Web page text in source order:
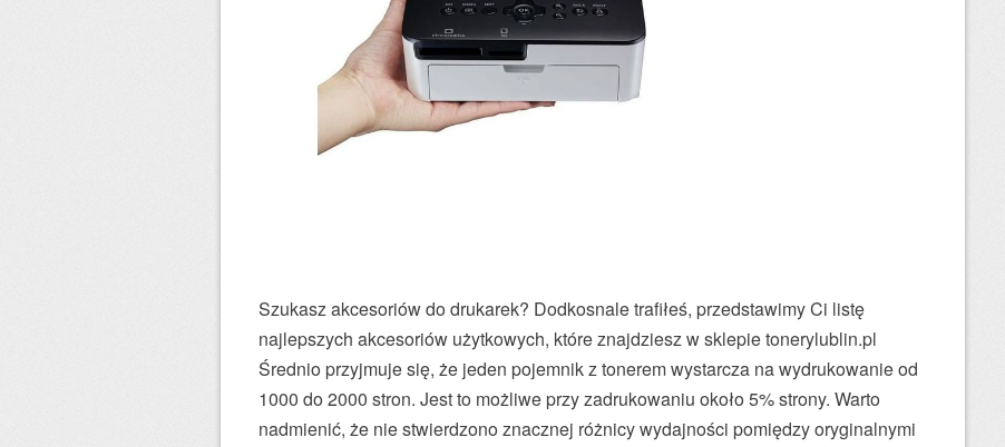
Szukasz akcesoriów do drukarek? Dodkosnale trafiłeś, przedstawimy Ci listę
najlepszych akcesoriów użytkowych, które znajdziesz w sklepie tonerylublin.pl
Średnio przyjmuje się, że jeden pojemnik z tonerem wystarcza na wydrukowanie od
1000 do 2000 stron. Jest to możliwe przy zadrukowaniu około 5% strony. Warto
nadmienić, że nie stwierdzono znacznej różnicy wydajności pomiędzy oryginalnymi